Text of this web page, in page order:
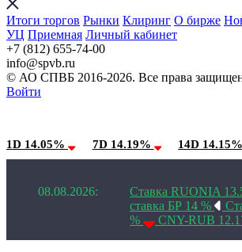
Итоги торгов Рынки Клиринг О бирже
УЦ Приемная Личный кабинет
+7 (812) 655-74-00
info@spvb.ru
© АО СПВБ 2016-2026. Все права
Войти
1D 14.05% 7D 14.19% 14D
08.08.2026: Ставка RUONIA
ставка БР 14 %
%
CNY-RUB